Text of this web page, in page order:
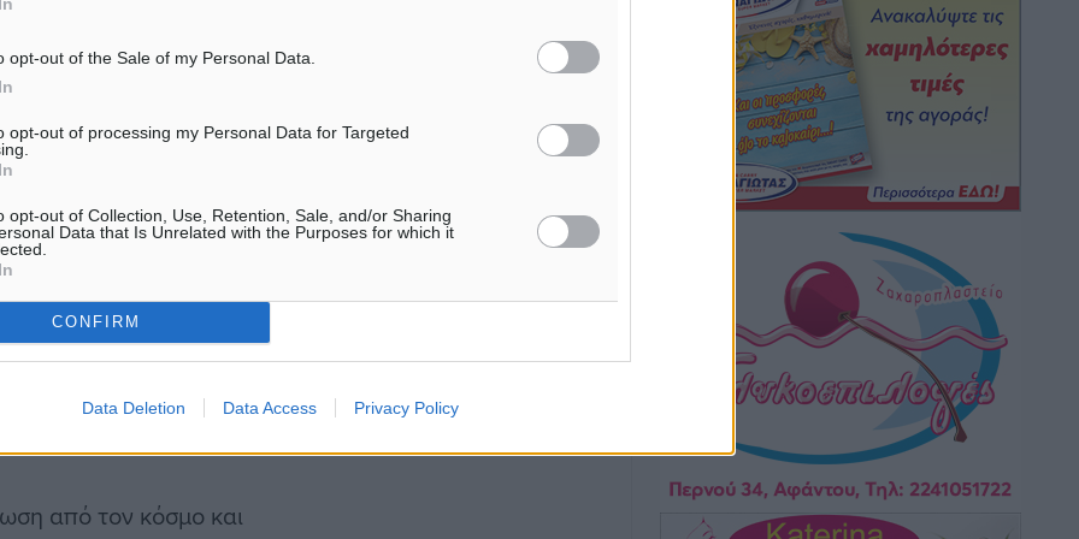
opt-out of the Sale of my Personal Data.
opt-out of processing my Personal Data for Targeted
opt-out of Collection, Use, Retention, Sale, and/or Sharing
Data that Is Unrelated with the Purposes for which it
CONFIRM
Data Deletion Data Access Privacy Policy
στον Πανορμίτη
καθώς και στον
του.
απονομής του κυπέλλου
Πρωταθλήματος και
της Εκτελεστικής
Γουμαράς
εξέδρα που
περικυκλωθεί από τα
από τον κόσμο και
Τοπικές Ειδήσεις πριν 1 ώρα
Συναυλία με τον Γιάννη Κότσιρα στις
21 Αυγούστου
Πολιτιστικά• πριν 2 ώρες
Έκτακτη συνεδρίαση της Δημοτικής
Επιτροπής Ρόδου αύριο Παρασκευή 7
Τοπικές Ειδήσεις• πριν 2 ώρες
ΑΕΡΑ: Δεν σταματάει να ενισχύεται,
νέο απόκτημα ο Μητρόπουλος
Αθλητικά• πριν 2 ώρες
στο γήπεδο, ατομικό για δύο
Αθλητικά• πριν 2 ώρες